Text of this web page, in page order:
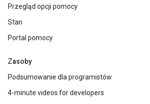
Przegląd opcji pomocy
Stan
Portal pomocy
Zasoby
Podsumowanie dla programistów
4-minute videos for developers